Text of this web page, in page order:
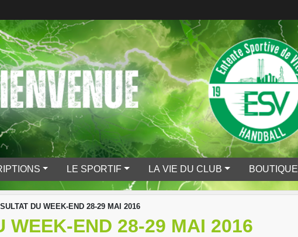
LE SPORTIF LA VIE DU CLUB BOUTIQUE
DU WEEK-END 28-29 MAI 2016
WEEK-END 28-29 MAI 2016